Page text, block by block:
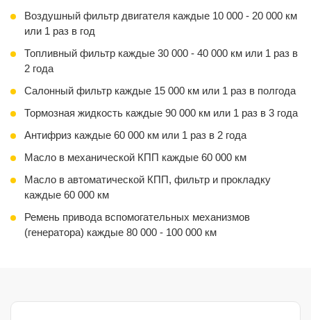
Комплект ГРМ
Ремень дополнительного оборудования + ролики
Работа по замене
Воздушный фильтр двигателя каждые 10 000 - 20 000 км
или 1 раз в год
Топливный фильтр каждые 30 000 - 40 000 км или 1 раз в
2 года
Салонный фильтр каждые 15 000 км или 1 раз в полгода
Тормозная жидкость каждые 90 000 км или 1 раз в 3 года
Антифриз каждые 60 000 км или 1 раз в 2 года
Масло в механической КПП каждые 60 000 км
Масло в автоматической КПП, фильтр и прокладку
каждые 60 000 км
Ремень привода вспомогательных механизмов
(генератора) каждые 80 000 - 100 000 км